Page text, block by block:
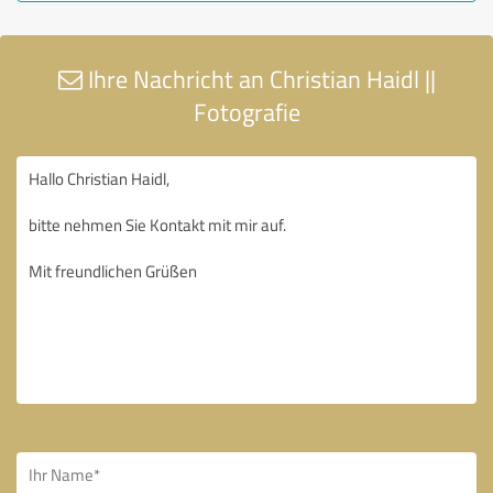
Ihre Nachricht an Christian Haidl ||
Fotografie